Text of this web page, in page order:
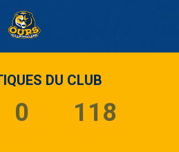
DU CLUB
0 118